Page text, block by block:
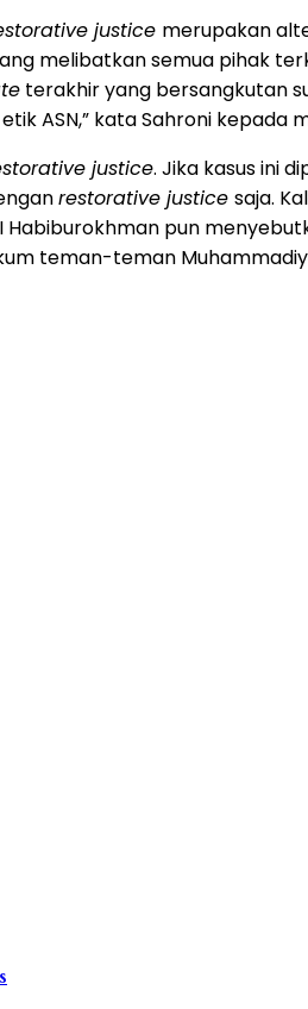
justice merupakan
melibatkan semua pihak
terakhir yang bersangkutan
ASN,” kata Sahroni kepada
justice. Jika kasus ini
restorative justice saja.
Habiburokhman pun
teman-teman